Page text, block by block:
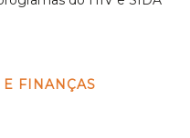
FINANÇAS